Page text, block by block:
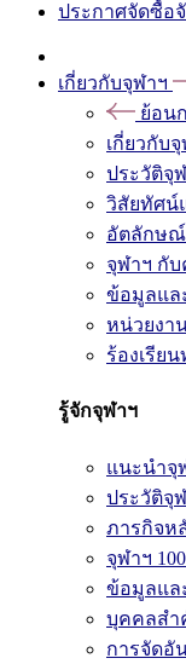
ประกาศจัดซื้อ
เกี่ยวกับจุฬาฯ
ย้อน
เกี่ยวกับ
ประวัติจุ
วิสัยทัศน์
อัตลักษณ์
จุฬาฯ กั
ข้อมูลแล
หน่วยงา
ร้องเรีย
รู้จักจุฬาฯ
แนะนำจุ
ประวัติจุ
ภารกิจห
จุฬาฯ
ข้อมูลแล
บุคคลสำ
การจัดอั